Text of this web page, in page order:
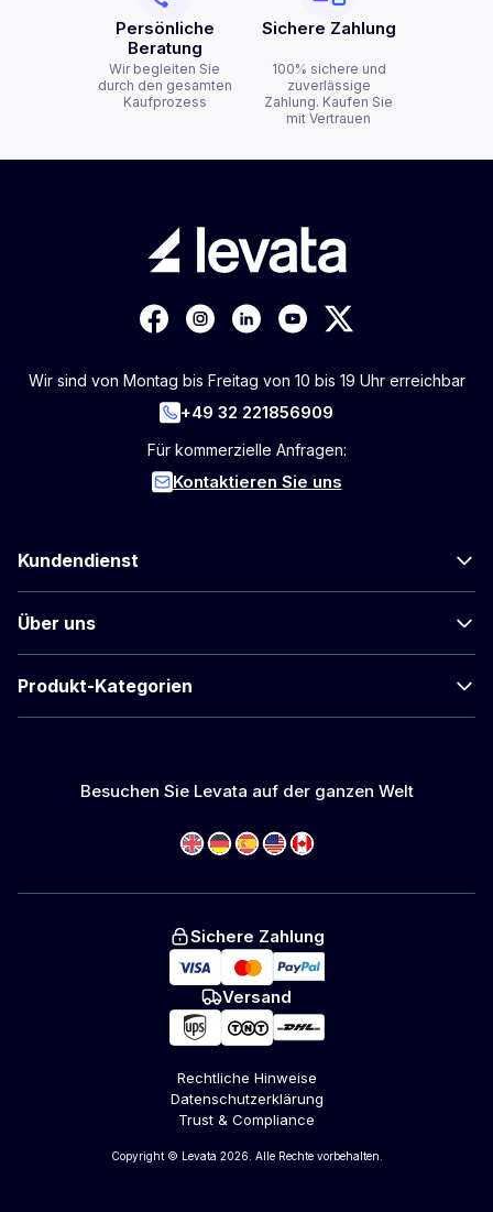
Persönliche
Beratung
Wir begleiten Sie
durch den gesamten
Kaufprozess
Sichere Zahlung
100% sichere und
zuverlässige
Zahlung. Kaufen Sie
mit Vertrauen
Wir sind von Montag bis Freitag von 10 bis 19 Uhr erreichbar
+49 32 221856909
Für kommerzielle Anfragen:
Kontaktieren Sie uns
Kundendienst
Über uns
Produkt-Kategorien
Besuchen Sie Levata auf der ganzen Welt
Sichere Zahlung
Versand
Rechtliche Hinweise
Datenschutzerklärung
Trust & Compliance
Copyright © Levata 2026. Alle Rechte vorbehalten.